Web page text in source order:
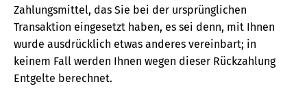
Zahlungsmittel, das Sie bei der ursprünglichen
Transaktion eingesetzt haben, es sei denn, mit Ihnen
wurde ausdrücklich etwas anderes vereinbart; in
keinem Fall werden Ihnen wegen dieser Rückzahlung
Entgelte berechnet.